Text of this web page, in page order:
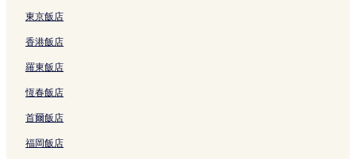
珍珠社區活動中心附近的飯店
二結穀倉稻農文化館附近的飯店
松樹門湧泉公園附近的飯店
東京飯店
香港飯店
羅東飯店
恆春飯店
首爾飯店
福岡飯店